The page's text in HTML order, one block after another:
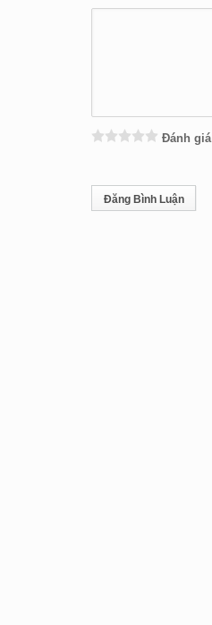
Đánh giá